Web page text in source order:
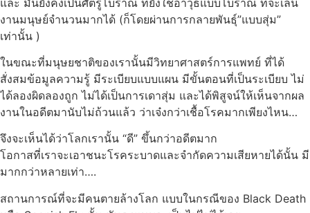
งานมนุษย์จำนวนมากได้ (ก็โดยผ่านการกลายพันธุ์”แบบสุ่ม”
เท่านั้น )
ในขณะที่มนุษยชาติของเรานั้นมีวิทยาศาสตร์การแพทย์ ที่ได้
สั่งสมข้อมูลความรู้ มีระเบียบแบบแผน มีขั้นตอนที่เป็นระเบียบ ไม่
ได้ลองผิดลองถูก ไม่ได้เป็นการเดาสุ่ม และได้พิสูจน์ให้เห็นจากผล
งานในอดีตมานับไม่ถ้วนแล้ว ว่าเจ๋งกว่าเชื้อโรคมากเพียงไหน…
จึงจะเห็นได้ว่าโลกเรานั้น “ดี” ขึ้นกว่าอดีตมาก
โอกาสที่เราจะเอาชนะโรคระบาดและจำกัดความเสียหายได้นั้น มี
มากกว่าหลายเท่า….
สถานการณ์ที่จะมีคนตายล้างโลก แบบในกรณีของ Black Death